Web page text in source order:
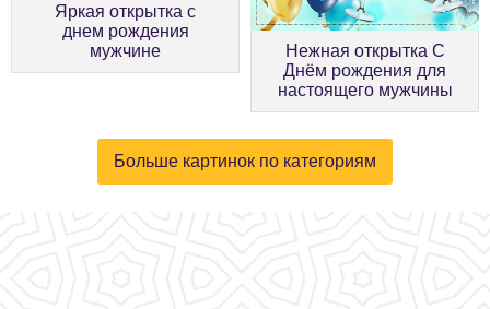
Яркая открытка с
днем рождения
мужчине
Нежная открытка С
Днём рождения для
настоящего мужчины
Больше картинок по категориям